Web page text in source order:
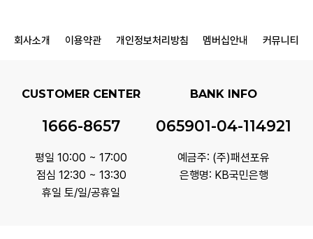
회사소개 이용약관 개인정보처리방침 멤버십안내 커뮤니티
CUSTOMER CENTER
1666-8657
평일 10:00 ~ 17:00
점심 12:30 ~ 13:30
휴일 토/일/공휴일
BANK INFO
065901-04-114921
예금주: (주)패션포유
은행명: KB국민은행